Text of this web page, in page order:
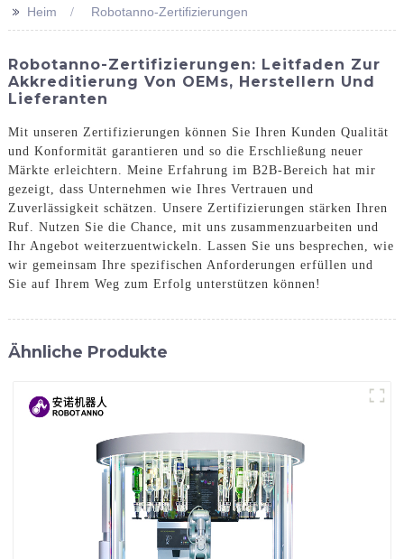
>> Heim Robotanno-Zertifizierungen
Robotanno-Zertifizierungen: Leitfaden Zur
Akkreditierung Von OEMs, Herstellern Und
Lieferanten
Mit unseren Zertifizierungen können Sie Ihren Kunden Qualität
und Konformität garantieren und so die Erschließung neuer
Märkte erleichtern. Meine Erfahrung im B2B-Bereich hat mir
gezeigt, dass Unternehmen wie Ihres Vertrauen und
Zuverlässigkeit schätzen. Unsere Zertifizierungen stärken Ihren
Ruf. Nutzen Sie die Chance, mit uns zusammenzuarbeiten und
Ihr Angebot weiterzuentwickeln. Lassen Sie uns besprechen, wie
wir gemeinsam Ihre spezifischen Anforderungen erfüllen und
Sie auf Ihrem Weg zum Erfolg unterstützen können!
Ähnliche Produkte